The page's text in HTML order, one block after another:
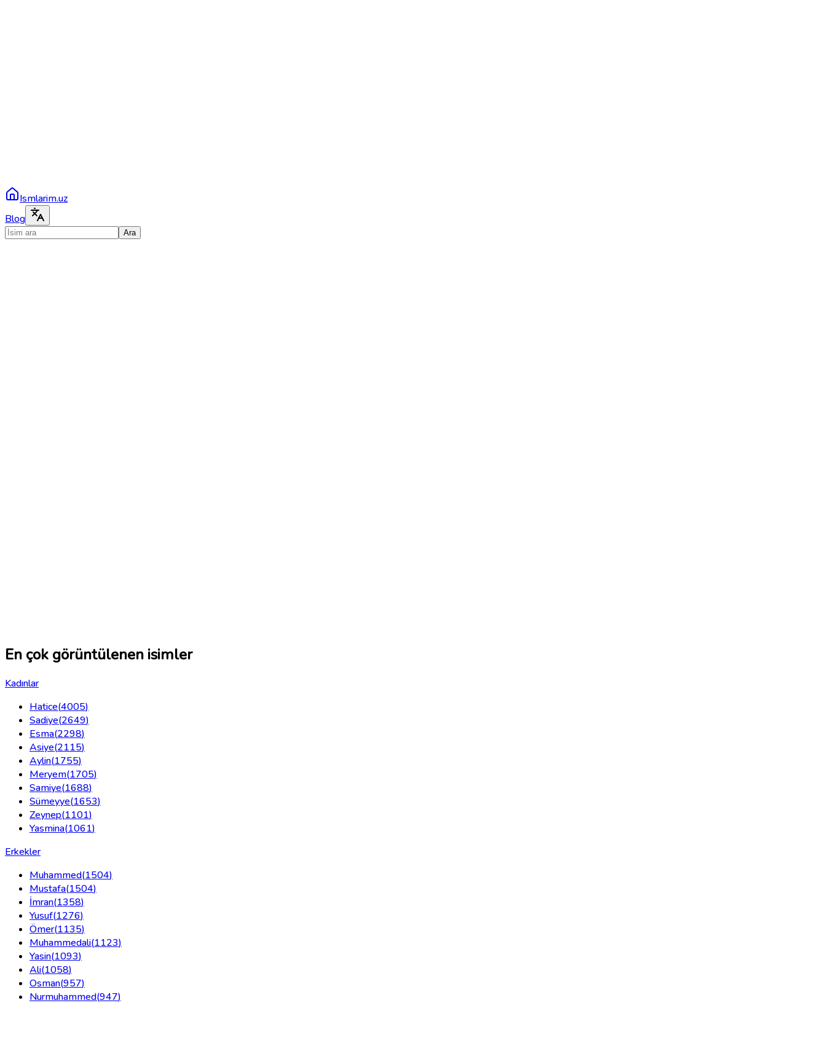
Ismlarim.uz
Blog
Ara
En çok görüntülenen isimler
Kadınlar
Hatice(4005)
Sadiye(2649)
Esma(2298)
Asiye(2115)
Aylin(1755)
Meryem(1705)
Samiye(1688)
Sümeyye(1653)
Zeynep(1101)
Yasmina(1061)
Erkekler
Muhammed(1504)
Mustafa(1504)
İmran(1358)
Yusuf(1276)
Ömer(1135)
Muhammedali(1123)
Yasin(1093)
Ali(1058)
Osman(957)
Nurmuhammed(947)